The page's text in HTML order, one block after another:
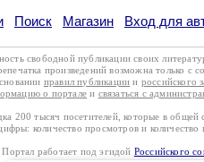
Поиск Магазин Вход для
свободной публикации своих
произведений возможна только с
правил публикации и российского
о портале и связаться с
200 тысяч посетителей, которые в
количество просмотров и количество
работает под эгидой Российского